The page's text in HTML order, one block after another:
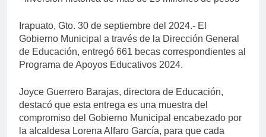
Irapuato, Gto. 30 de septiembre del 2024.- El
Gobierno Municipal a través de la Dirección General
de Educación, entregó 661 becas correspondientes al
Programa de Apoyos Educativos 2024.
Joyce Guerrero Barajas, directora de Educación,
destacó que esta entrega es una muestra del
compromiso del Gobierno Municipal encabezado por
la alcaldesa Lorena Alfaro García, para que cada